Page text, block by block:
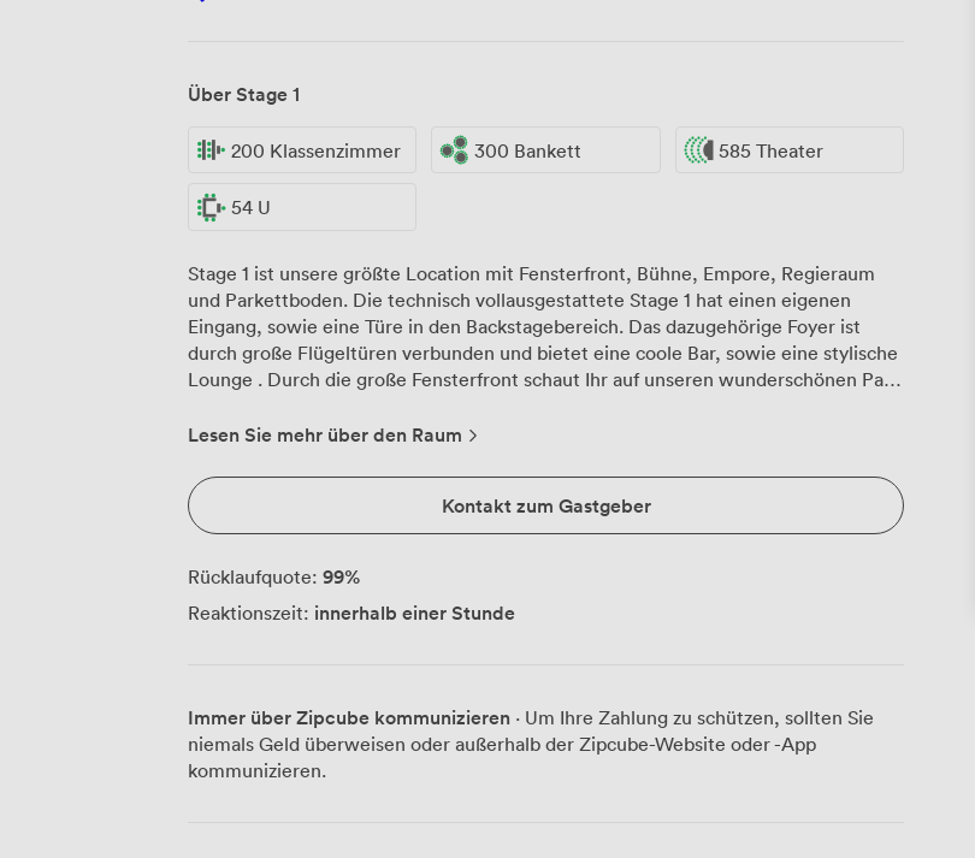
Über Stage 1
200 Klassenzimmer 300 Bankett 585 Theater
54 U
Stage 1 ist unsere größte Location mit Fensterfront, Bühne, Empore, Regieraum
und Parkettboden. Die technisch vollausgestattete Stage 1 hat einen eigenen
Eingang, sowie eine Türe in den Backstagebereich. Das dazugehörige Foyer ist
durch große Flügeltüren verbunden und bietet eine coole Bar, sowie eine stylische
Lounge . Durch die große Fensterfront schaut Ihr auf unseren wunderschönen Park
Außenbereich.
Lesen Sie mehr über den Raum
Kontakt zum Gastgeber
Rücklaufquote: 99%
Reaktionszeit: innerhalb einer Stunde
Immer über Zipcube kommunizieren · Um Ihre Zahlung zu schützen, sollten Sie
niemals Geld überweisen oder außerhalb der Zipcube-Website oder -App
kommunizieren.